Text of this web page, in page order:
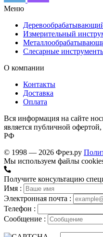
Меню
Измерительный
Слесарные
О компании
Контакты
Доставка
Оплата
Вся информация на сайте
является публичной
РФ
© 1998 — 2026 Фрез.ру
Мы используем файлы
Получите консультацию
Имя :
Электронная почта :
Телефон :
Сообщение :